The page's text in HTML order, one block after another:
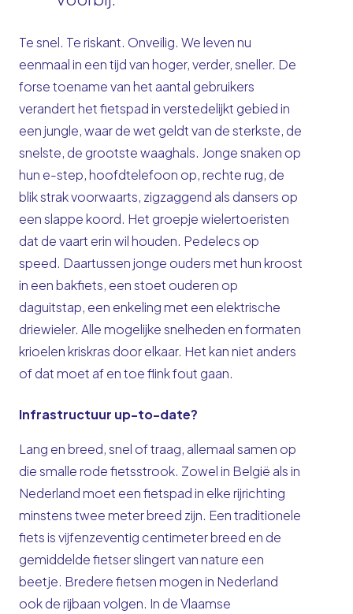
Te snel. Te riskant. Onveilig. We leven nu
eenmaal in een tijd van hoger, verder, sneller. De
forse toename van het aantal gebruikers
verandert het fietspad in verstedelijkt gebied in
een jungle, waar de wet geldt van de sterkste, de
snelste, de grootste waaghals. Jonge snaken op
hun e-step, hoofdtelefoon op, rechte rug, de
blik strak voorwaarts, zigzaggend als dansers op
een slappe koord. Het groepje wielertoeristen
dat de vaart erin wil houden. Pedelecs op
speed. Daartussen jonge ouders met hun kroost
in een bakfiets, een stoet ouderen op
daguitstap, een enkeling met een elektrische
driewieler. Alle mogelijke snelheden en formaten
krioelen kriskras door elkaar. Het kan niet anders
of dat moet af en toe flink fout gaan.
Infrastructuur up-to-date?
Lang en breed, snel of traag, allemaal samen op
die smalle rode fietsstrook. Zowel in België als in
Nederland moet een fietspad in elke rijrichting
minstens twee meter breed zijn. Een traditionele
fiets is vijfenzeventig centimeter breed en de
gemiddelde fietser slingert van nature een
beetje. Bredere fietsen mogen in Nederland
ook de rijbaan volgen. In de Vlaamse